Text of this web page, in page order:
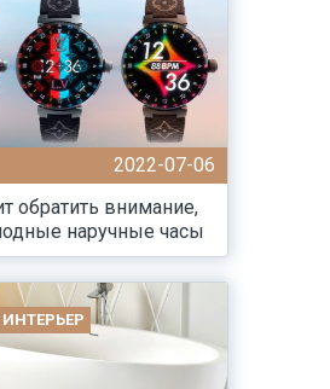
2022-07-06
обратить внимание,
наручные часы